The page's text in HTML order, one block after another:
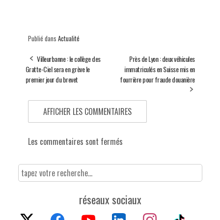
Publié dans Actualité
Villeurbanne : le collège des
Gratte-Ciel sera en grève le
premier jour du brevet
Près de Lyon : deux véhicules
immatriculés en Suisse mis en
fourrière pour fraude douanière
AFFICHER LES COMMENTAIRES
Les commentaires sont fermés
réseaux sociaux